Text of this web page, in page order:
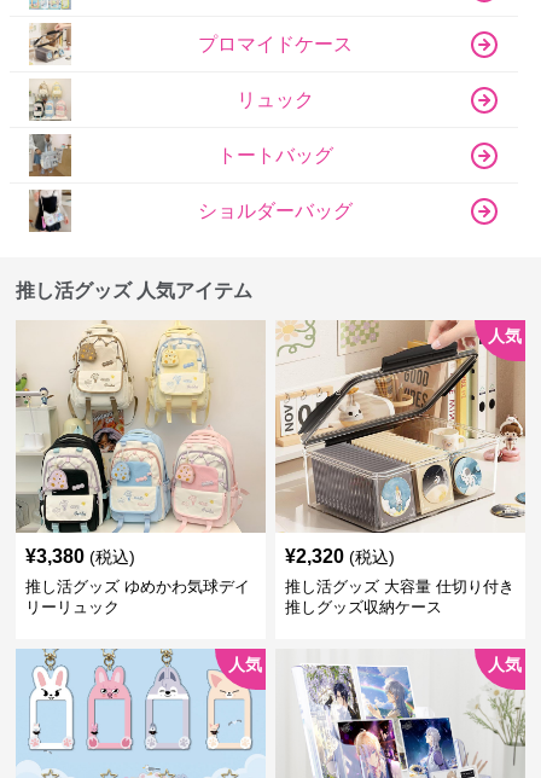
プロマイドケース
リュック
トートバッグ
ショルダーバッグ
推し活グッズ 人気アイテム
¥3,380 (税込)
推し活グッズ ゆめかわ気球デイ
リーリュック
人気
¥2,320 (税込)
推し活グッズ 大容量 仕切り付き
推しグッズ収納ケース
人気 人気